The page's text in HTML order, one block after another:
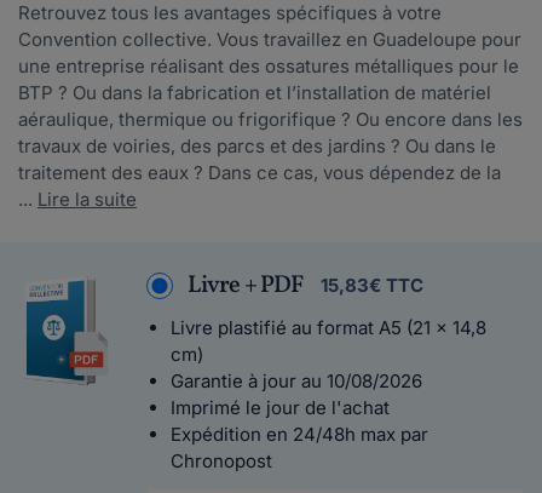
Retrouvez tous les avantages spécifiques à votre
Convention collective. Vous travaillez en Guadeloupe pour
une entreprise réalisant des ossatures métalliques pour le
BTP ? Ou dans la fabrication et l’installation de matériel
aéraulique, thermique ou frigorifique ? Ou encore dans les
travaux de voiries, des parcs et des jardins ? Ou dans le
traitement des eaux ? Dans ce cas, vous dépendez de la
... Lire la suite
Livre + PDF
15,83€ TTC
Livre plastifié au format A5 (21 x 14,8
cm)
Garantie à jour au 10/08/2026
Imprimé le jour de l'achat
Expédition en 24/48h max par
Chronopost